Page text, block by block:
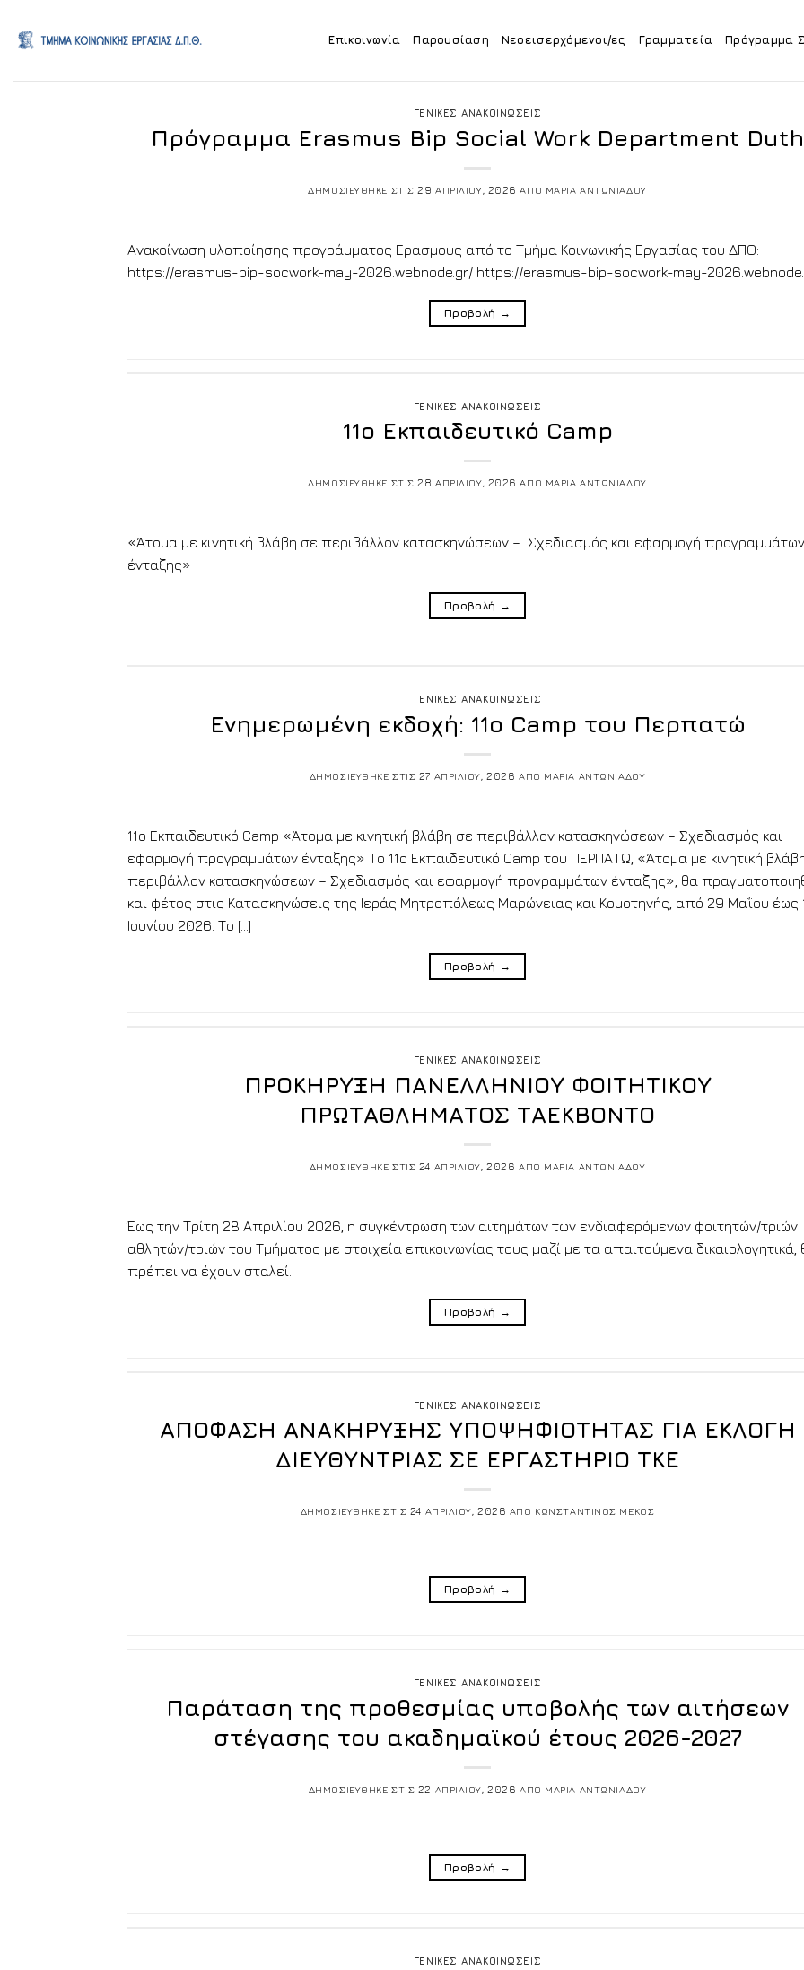
content
Επικοινωνία Παρουσίαση Νεοεισερχόμενοι/ες Γραμματεία Πρόγραμμα
ΓΕΝΙΚΕΣ ΑΝΑΚΟΙΝΩΣΕΙΣ
Πρόγραμμα Erasmus Βip Social Work Department Duth
ΔΗΜΟΣΙΕΥΘΗΚΕ ΣΤΙΣ29 ΑΠΡΙΛΙΟΥ, 2026 ΑΠΟ ΜΑΡΙΑ ΑΝΤΩΝΙΑΔΟΥ
Ανακοίνωση υλοποίησης προγράμματος Ερασμους από το Τμήμα Κοινωνικής Εργασίας του ΔΠΘ:
https://erasmus-bip-socwork-may-2026.webnode.gr/ https://erasmus-bip-socwork-may-
Προβολή →
ΓΕΝΙΚΕΣ ΑΝΑΚΟΙΝΩΣΕΙΣ
11ο Εκπαιδευτικό Camp
ΔΗΜΟΣΙΕΥΘΗΚΕ ΣΤΙΣ28 ΑΠΡΙΛΙΟΥ, 2026 ΑΠΟ ΜΑΡΙΑ ΑΝΤΩΝΙΑΔΟΥ
«Άτομα με κινητική βλάβη σε περιβάλλον κατασκηνώσεων – Σχεδιασμός και εφαρμογή προγραμμάτων
ένταξης»
Προβολή →
ΓΕΝΙΚΕΣ ΑΝΑΚΟΙΝΩΣΕΙΣ
Ενημερωμένη εκδοχή: 11o Camp του Περπατώ
ΔΗΜΟΣΙΕΥΘΗΚΕ ΣΤΙΣ 27 ΑΠΡΙΛΙΟΥ, 2026 ΑΠΟ ΜΑΡΙΑ ΑΝΤΩΝΙΑΔΟΥ
11ο Εκπαιδευτικό Camp «Άτομα με κινητική βλάβη σε περιβάλλον κατασκηνώσεων – Σχεδιασμός και
εφαρμογή προγραμμάτων ένταξης» Το 11ο Εκπαιδευτικό Camp του ΠΕΡΠΑΤΩ, «Άτομα με κινητική
περιβάλλον κατασκηνώσεων – Σχεδιασμός και εφαρμογή προγραμμάτων ένταξης», θα
και φέτος στις Κατασκηνώσεις της Ιεράς Μητροπόλεως Μαρώνειας και Κομοτηνής, από 29 Μαΐου έως
Ιουνίου 2026. Το […]
Προβολή →
ΓΕΝΙΚΕΣ ΑΝΑΚΟΙΝΩΣΕΙΣ
ΠΡΟΚΗΡΥΞΗ ΠΑΝΕΛΛΗΝΙΟΥ ΦΟΙΤΗΤΙΚΟΥ
ΠΡΩΤΑΘΛΗΜΑΤΟΣ ΤΑΕΚΒΟΝΤΟ
ΔΗΜΟΣΙΕΥΘΗΚΕ ΣΤΙΣ 24 ΑΠΡΙΛΙΟΥ, 2026 ΑΠΟ ΜΑΡΙΑ ΑΝΤΩΝΙΑΔΟΥ
Έως την Τρίτη 28 Απριλίου 2026, η συγκέντρωση των αιτημάτων των ενδιαφερόμενων φοιτητών/τριών
αθλητών/τριών του Τμήματος με στοιχεία επικοινωνίας τους μαζί με τα απαιτούμενα δικαιολογητικά,
πρέπει να έχουν σταλεί.
Προβολή →
ΓΕΝΙΚΕΣ ΑΝΑΚΟΙΝΩΣΕΙΣ
ΑΠΟΦΑΣΗ ΑΝΑΚΗΡΥΞΗΣ ΥΠΟΨΗΦΙΟΤΗΤΑΣ ΓΙΑ ΕΚΛΟΓΗ
ΔΙΕΥΘΥΝΤΡΙΑΣ ΣΕ ΕΡΓΑΣΤΗΡΙΟ ΤΚΕ
ΔΗΜΟΣΙΕΥΘΗΚΕ ΣΤΙΣ 24 ΑΠΡΙΛΙΟΥ, 2026 ΑΠΟ ΚΩΝΣΤΑΝΤΙΝΟΣ ΜΕΚΟΣ
Προβολή →
ΓΕΝΙΚΕΣ ΑΝΑΚΟΙΝΩΣΕΙΣ
Παράταση της προθεσμίας υποβολής των αιτήσεων
στέγασης του ακαδημαϊκού έτους 2026-2027
ΔΗΜΟΣΙΕΥΘΗΚΕ ΣΤΙΣ 22 ΑΠΡΙΛΙΟΥ, 2026 ΑΠΟ ΜΑΡΙΑ ΑΝΤΩΝΙΑΔΟΥ
Προβολή →
ΓΕΝΙΚΕΣ ΑΝΑΚΟΙΝΩΣΕΙΣ